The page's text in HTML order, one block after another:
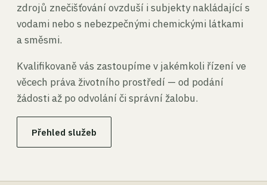
zdrojů znečišťování ovzduší i subjekty nakládající s
vodami nebo s nebezpečnými chemickými látkami
a směsmi.
Kvalifikovaně vás zastoupíme v jakémkoli řízení ve
věcech práva životního prostředí — od podání
žádosti až po odvolání či správní žalobu.
Přehled služeb